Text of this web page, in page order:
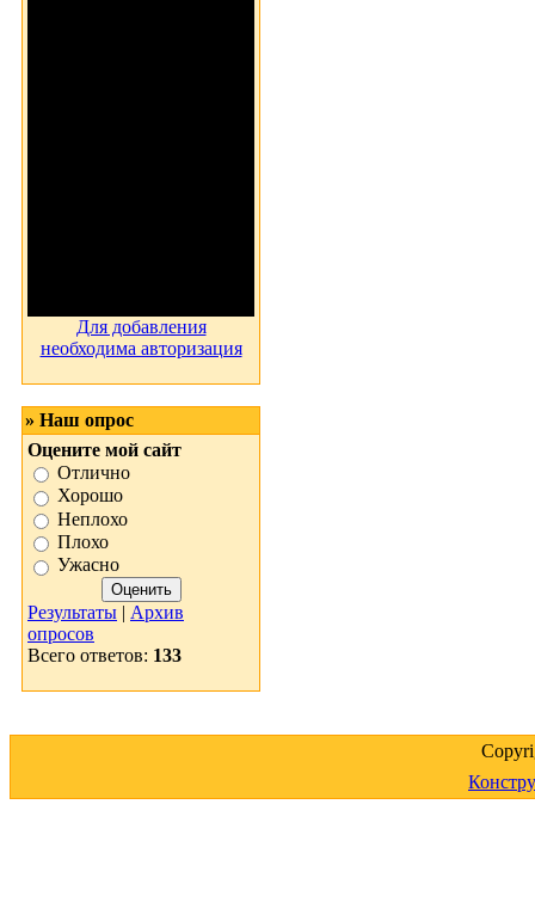
Для добавления
необходима авторизация
» Наш опрос
Оцените мой сайт
Отлично
Хорошо
Неплохо
Плохо
Ужасно
Результаты | Архив
опросов
Всего ответов: 133